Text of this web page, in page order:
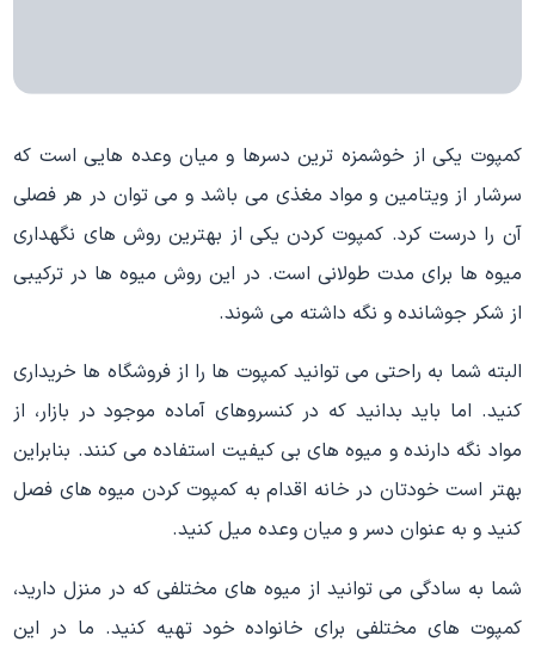
کمپوت یکی از خوشمزه ترین دسرها و میان وعده هایی است که
سرشار از ویتامین و مواد مغذی می باشد و می توان در هر فصلی
آن را درست کرد. کمپوت کردن یکی از بهترین روش های نگهداری
میوه ها برای مدت طولانی است. در این روش میوه ها در ترکیبی
از شکر جوشانده و نگه داشته می شوند.
البته شما به راحتی می توانید کمپوت ها را از فروشگاه ها خریداری
کنید. اما باید بدانید که در کنسروهای آماده موجود در بازار، از
مواد نگه دارنده و میوه های بی کیفیت استفاده می کنند. بنابراین
بهتر است خودتان در خانه اقدام به کمپوت کردن میوه های فصل
کنید و به عنوان دسر و میان وعده میل کنید.
شما به سادگی می توانید از میوه های مختلفی که در منزل دارید،
کمپوت های مختلفی برای خانواده خود تهیه کنید. ما در این